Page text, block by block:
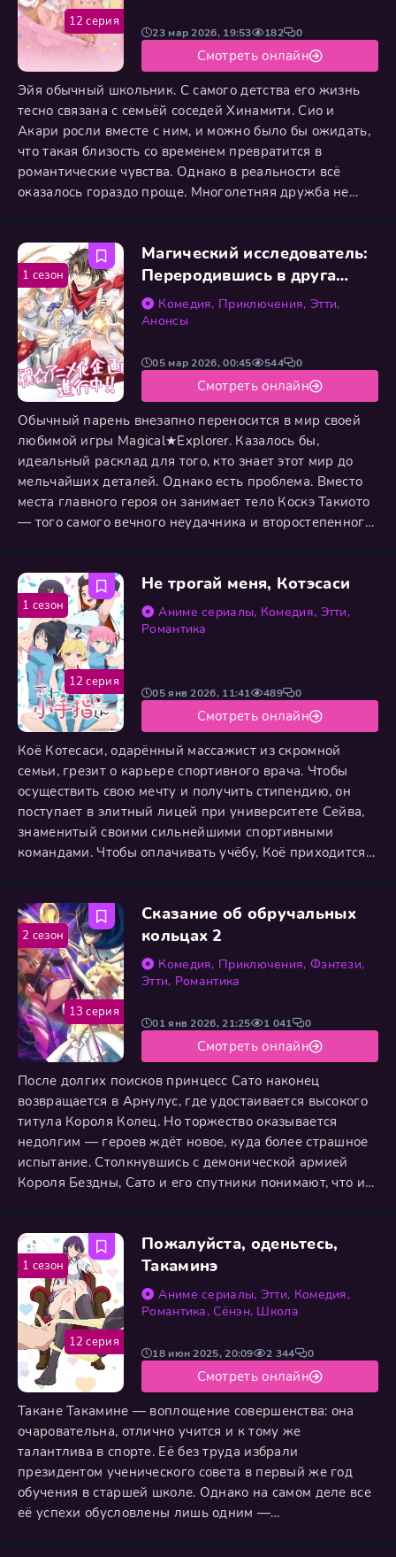
Эйя обычный школьник. С самого детства его жизнь
тесно связана с семьёй соседей Хинамити. Сио и
Акари росли вместе с ним, и можно было бы ожидать,
что такая близость со временем превратится в
романтические чувства. Однако в реальности всё
оказалось гораздо проще. Многолетняя дружба не
не объекты обожания, а настоящее бедствие. Они без
предупреждения входят в его комнату, роются в его
вещах и знают о
23 мар 2026, 19:53 182 0
Смотреть онлайн
12 серия
Магический исследователь:
Переродившись в друга
главного героя эроге, я буду
жить свободно, используя
Комедия, Приключения, Этти,
Анонсы
Обычный парень внезапно переносится в мир своей
любимой игры Magical★Explorer. Казалось бы,
идеальный расклад для того, кто знает этот мир до
мельчайших деталей. Однако есть проблема. Вместо
места главного героя он занимает тело Коскэ Такиото
— того самого вечного неудачника и второстепенного
герой обнаруживает невероятную вещь. У
«бесполезного» Коскэ скрыт колоссальный запас
магической энергии,
05 мар 2026, 00:45 544 0
Смотреть онлайн
1 сезон
Не трогай меня, Котэсаси
Аниме сериалы, Комедия, Этти,
Романтика
Коё Котесаси, одарённый массажист из скромной
семьи, грезит о карьере спортивного врача. Чтобы
осуществить свою мечту и получить стипендию, он
поступает в элитный лицей при университете Сейва,
знаменитый своими сильнейшими спортивными
командами. Чтобы оплачивать учёбу, Коё приходится
спортсменки. В его обязанности входит забота об их
физической форме и моральном состоянии, однако
жизнь с юными
05 янв 2026, 11:41 489 0
Смотреть онлайн
12 серия
1 сезон
Сказание об обручальных
кольцах 2
Комедия, Приключения, Фэнтези,
Этти, Романтика
После долгих поисков принцесс Сато наконец
возвращается в Арнулус, где удостаивается высокого
титула Короля Колец. Но торжество оказывается
недолгим — героев ждёт новое, куда более страшное
испытание. Столкнувшись с демонической армией
Короля Бездны, Сато и его спутники понимают, что их
вмешательству могущественного Смарагди. Осознав
своё поражение, группа принимает непростое
решение: они должны отложить мечи
01 янв 2026, 21:25 1 041 0
Смотреть онлайн
13 серия
2 сезон
Пожалуйста, оденьтесь,
Такаминэ
Аниме сериалы, Этти, Комедия,
Романтика, Сёнэн, Школа
Такане Такамине — воплощение совершенства: она
очаровательна, отлично учится и к тому же
талантлива в спорте. Её без труда избрали
президентом ученического совета в первый же год
обучения в старшей школе. Однако на самом деле все
её успехи обусловлены лишь одним —
18 июн 2025, 20:09 2 344 0
Смотреть онлайн
12 серия
1 сезон